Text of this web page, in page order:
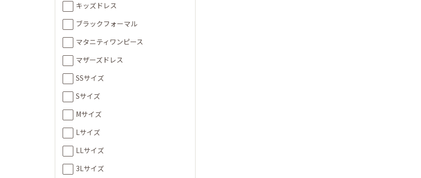
キッズドレス
ブラックフォーマル
マタニティワンピース
マザーズドレス
SSサイズ
Sサイズ
Mサイズ
Lサイズ
LLサイズ
3Lサイズ